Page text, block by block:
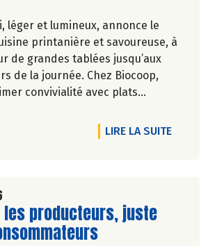
léger et lumineux, annonce le
printanière et savoureuse, à
de grandes tablées jusqu’aux
de la journée. Chez Biocoop,
convivialité avec plats
avons concocté une petite
jusqu’à -20% du 30/04 au
LIRE LA SUITEDE
de l'article
producteurs, juste